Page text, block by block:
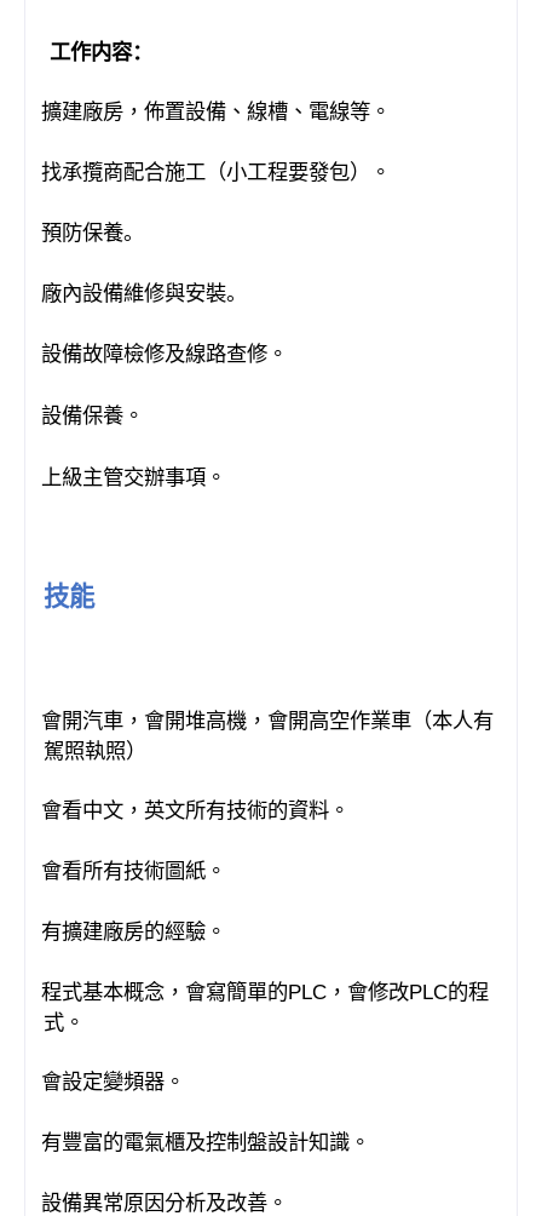
工作内容：
擴建廠房 ，佈置設備、線槽、電線等。
找承攬商配合施工（小工程要發包）。
預防保養。
廠內設備維修與安裝。
設備故障檢修及線路查修。
設備保養。
上級主管交辦事項。
技能
會開汽車，會開堆高機，會開高空作業車（本人有
駕照執照）
會看中文，英文所有技術的資料。
會看所有技術圖紙。
有擴建廠房的經驗。
程式基本概念，會寫簡單的PLC ，會修改PLC的程
式。
會設定變頻器。
有豐富的電氣櫃及控制盤設計知識。
設備異常原因分析及改善。